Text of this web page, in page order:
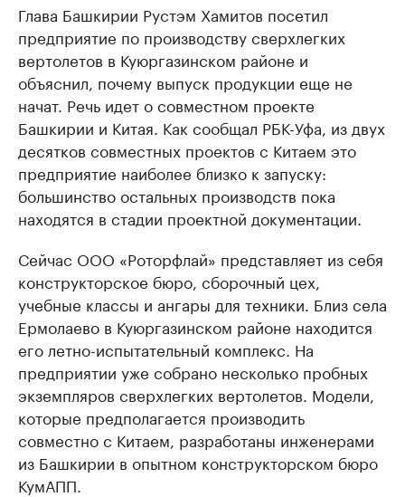
Глава Башкирии Рустэм Хамитов посетил
предприятие по производству сверхлегких
вертолетов в Куюргазинском районе и
объяснил, почему выпуск продукции еще не
начат. Речь идет о совместном проекте
Башкирии и Китая. Как сообщал РБК-Уфа, из двух
десятков совместных проектов с Китаем это
предприятие наиболее близко к запуску:
большинство остальных производств пока
находятся в стадии проектной документации.
Сейчас ООО «Роторфлай» представляет из себя
конструкторское бюро, сборочный цех,
учебные классы и ангары для техники. Близ села
Ермолаево в Куюргазинском районе находится
его летно-испытательный комплекс. На
предприятии уже собрано несколько пробных
экземпляров сверхлегких вертолетов. Модели,
которые предполагается производить
совместно с Китаем, разработаны инженерами
из Башкирии в опытном конструкторском бюро
КумАПП.